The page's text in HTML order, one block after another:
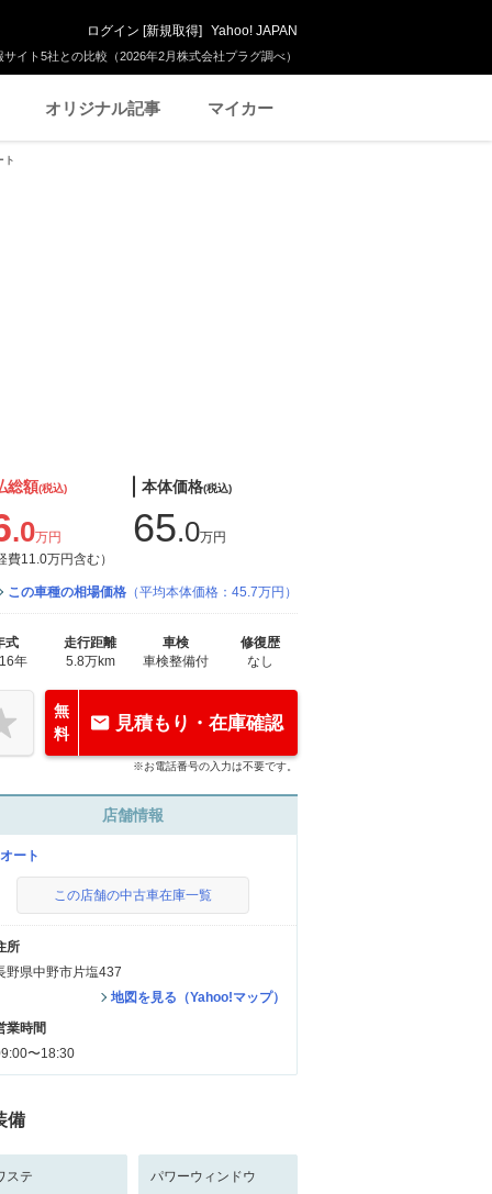
イト5社との比較（2026年2月株式会社プラグ調べ）
ログイン [新規取得] Yahoo! JAPAN
オリジナル記事 マイカー
ト
総額(税込)
.0万円
費11.0万円含む）
本体価格(税込)
65.0万円
この車種の相場価格 （平均本体価格：45.7万円）
式
年
走行距離
5.8万km
車検
車検整備付
修復歴
なし
無
料
見積もり・在庫確認
※お電話番号の入力は不要です。
店舗情報
ート
この店舗の中古車在庫一覧
所
野県中野市片塩437
地図を見る（Yahoo!マップ）
業時間
〜18:30
備
ステ パワーウィンドウ